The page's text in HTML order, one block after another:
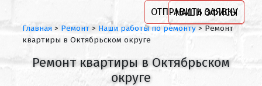
ОТПРАВИТЬ ЗАЯВКУ
НАШИ ОФИСЫ
Главная > Ремонт > Наши работы по ремонту > Ремонт
квартиры в Октябрьском округе
Ремонт квартиры в Октябрьском
округе